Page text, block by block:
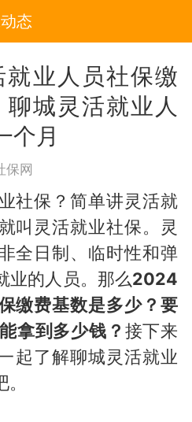
态
业人员社保缴
城灵活就业人
个月
保网
保？简单讲灵活就
叫灵活就业社保。灵
全日制、临时性和弹
业的人员。那么2024
缴费基数是多少？要
拿到多少钱？ 接下来
起了解聊城灵活就业